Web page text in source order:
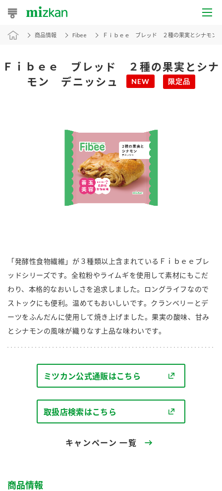
おうちレシピ
おすすめレシピ
レシピ特集
商品からレシピを探す
酢 調味酢
お酢ドリンク ぽん酢
つゆ
スープ 中華
キャンペーン情報
ブランド・スペシャルサイト
ブランド・スペシャルサイト トップ
くらしプラ酢
お酢ドリンク
味ぽん
つゆ
企業情報
国内事業概要
企業理念
ミツカンを知る
環境への取り組み
商品情報 Fibee Ｆｉｂｅｅ ブレッド ２種の果実とシナモン
Ｆｉｂｅｅ ブレッド ２種の果実とシナ
モン デニッシュ
NEW 限定品
「発酵性食物繊維」が３種類以上含まれているＦｉｂｅｅブレ
ッドシリーズです。全粒粉やライムギを使用して素材にもこだ
わり、本格的なおいしさを追求しました。ロングライフなので
ストックにも便利。温めてもおいしいです。クランベリーとデ
ーツをふんだんに使用して焼き上げました。果実の酸味、甘み
とシナモンの風味が織りなす上品な味わいです。
ミツカン公式通販はこちら
取扱店検索はこちら
キャンペーン 一覧
商品情報